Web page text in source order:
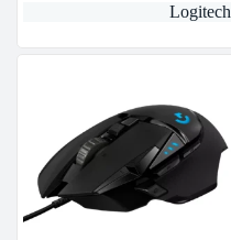
Logitech